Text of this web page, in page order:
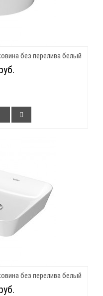
без перелива белый
без перелива белый